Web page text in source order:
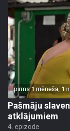
pirms 1 mēneša, 1
Pašmāju
atklājumiem
4. epizode